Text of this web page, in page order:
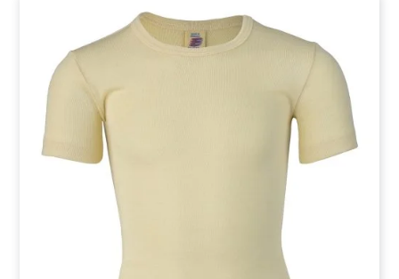
product
variaties.
Deze
optie
gekozen
worden
productpagina